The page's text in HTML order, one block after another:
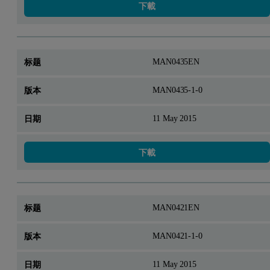
下載
MAN0435EN
MAN0435-1-0
11 May 2015
下載
MAN0421EN
MAN0421-1-0
11 May 2015